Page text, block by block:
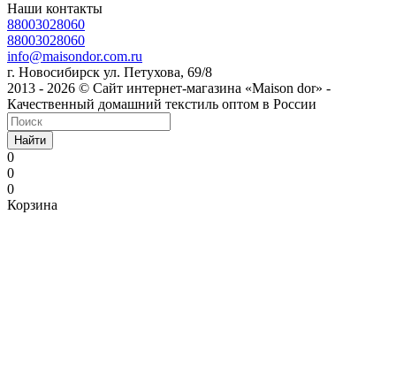
Наши контакты
88003028060
88003028060
info@maisondor.com.ru
г. Новосибирск ул. Петухова, 69/8
2013 - 2026 © Сайт интернет-магазина «Maison dor» -
Качественный домашний текстиль оптом в России
Найти
0
0
0
Корзина